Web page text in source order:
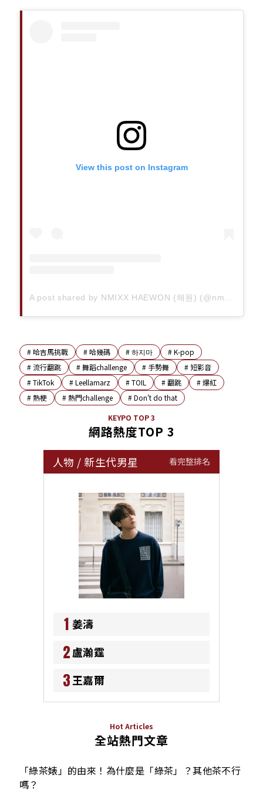
View this post on Instagram
#哈吉馬挑戰 #哈幾碼 #하지마 #K-pop
# 流行翻跳 #舞蹈challenge # 手勢舞 # 短影音
#TikTok #Leellamarz #TOIL #翻跳 #爆紅
#熱梗 #熱門challenge #Don't do that
KEYPO TOP 3
網路熱度TOP 3
人物 /新生代男星 看完整排名
1 姜濤
2盧瀚霆
3王嘉爾
Hot Articles
全站熱門文章
「綠茶婊」的由來！為什麼是「綠茶」？其他茶不行
嗎？